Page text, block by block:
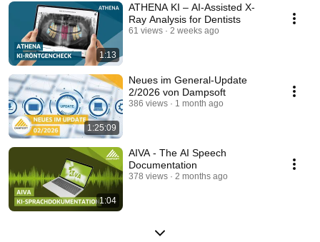
1:13
ATHENA KI – AI-Assisted X-
Ray Analysis for Dentists
61 views 2 weeks ago
1:25:09
Neues im General-Update
2/2026 von Dampsoft
386 views 1 month ago
1:04
AIVA - The AI Speech
Documentation
378 views 2 months ago